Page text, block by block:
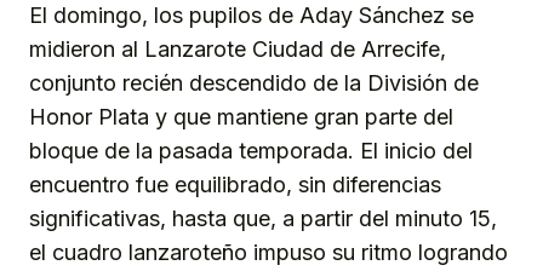
El domingo, los pupilos de Aday Sánchez se
midieron al Lanzarote Ciudad de Arrecife,
conjunto recién descendido de la División de
Honor Plata y que mantiene gran parte del
bloque de la pasada temporada. El inicio del
encuentro fue equilibrado, sin diferencias
significativas, hasta que, a partir del minuto 15,
el cuadro lanzaroteño impuso su ritmo logrando